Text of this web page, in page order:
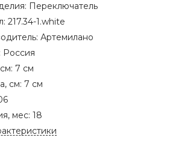
Переключатель
217.34-1.white
Артемилано
Россия
7 см
см: 7 см
мес: 18